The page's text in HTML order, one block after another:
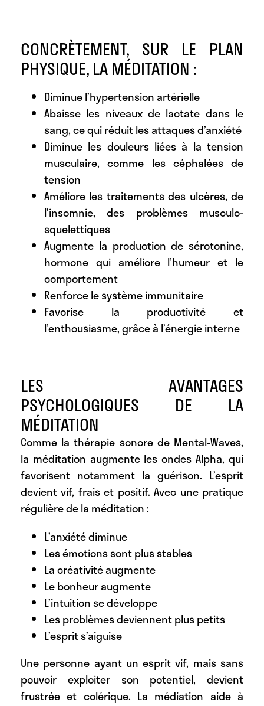
CONCRÈTEMENT, SUR LE PLAN
PHYSIQUE, LA MÉDITATION :
Diminue l’hypertension artérielle
Abaisse les niveaux de lactate dans le
sang, ce qui réduit les attaques d’anxiété
Diminue les douleurs liées à la tension
musculaire, comme les céphalées de
tension
Améliore les traitements des ulcères, de
l’insomnie, des problèmes musculo-
squelettiques
Augmente la production de sérotonine,
hormone qui améliore l’humeur et le
comportement
Renforce le système immunitaire
Favorise la productivité et
l’enthousiasme, grâce à l’énergie interne
LES AVANTAGES
PSYCHOLOGIQUES DE LA
MÉDITATION
Comme la thérapie sonore de Mental-Waves,
la méditation augmente les ondes Alpha, qui
favorisent notamment la guérison. L’esprit
devient vif, frais et positif. Avec une pratique
régulière de la méditation :
L’anxiété diminue
Les émotions sont plus stables
La créativité augmente
Le bonheur augmente
L’intuition se développe
Les problèmes deviennent plus petits
L’esprit s’aiguise
Une personne ayant un esprit vif, mais sans
pouvoir exploiter son potentiel, devient
frustrée et colérique. La médiation aide à